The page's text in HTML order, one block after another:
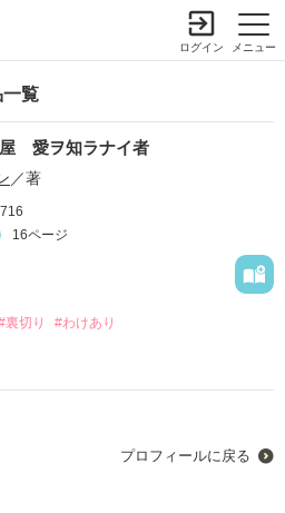
メニュー
ログイン
一覧
愛ヲ知ラナイ者
／著
16ページ
裏切り #わけあり
プロフィールに戻る